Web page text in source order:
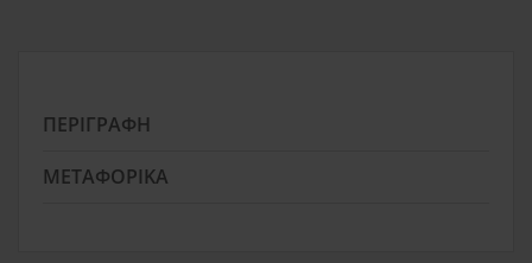
ΠΕΡΙΓΡΑΦΉ
ΜΕΤΑΦΟΡΙΚΆ